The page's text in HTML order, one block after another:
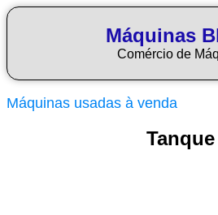
Máquinas
Comércio de
Máquinas usadas à venda